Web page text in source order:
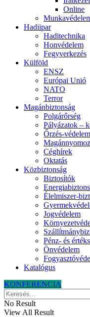
Online
Hadiipar
Haditechnika
Honvédelem
Fegyverkezés
Külföld
ENSZ
Európai Unió
NATO
Terror
Magánbiztonság
Polgárőrség
Pályázatok –
Őrzés-védelem
Céghírek
Oktatás
Közbiztonság
Biztosítók
Élelmiszer-
Jogvédelem
Pénz- és
Önvédelem
Katalógus
KONFERENCIA
No Result
View All Result